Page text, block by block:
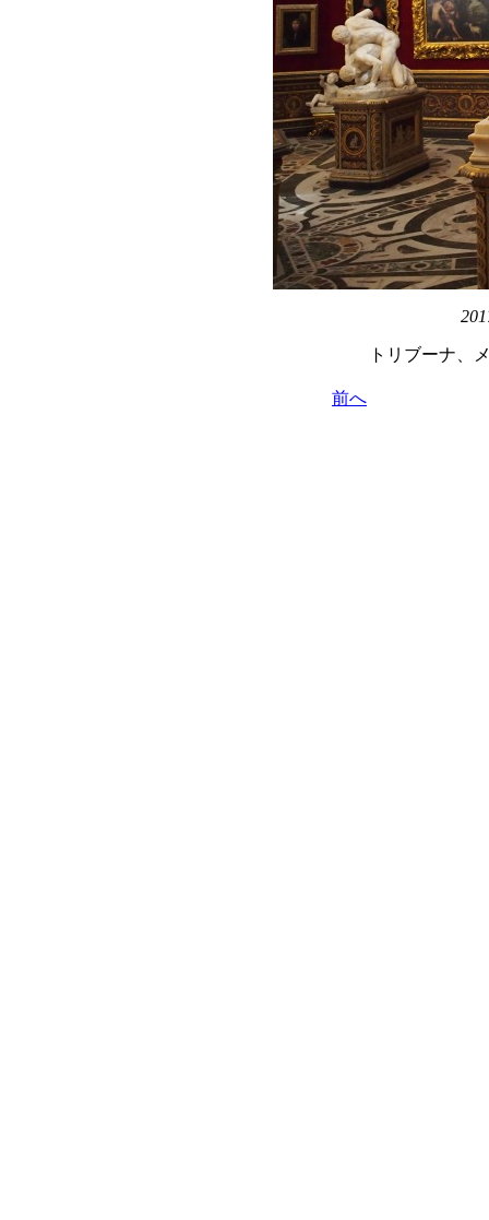
トリブーナ、
前へ